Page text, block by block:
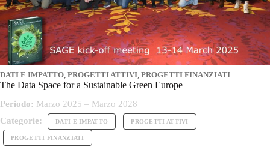
DATI E IMPATTO PROGETTI ATTIVI PROGETTI FINANZIATI
The Data Space for a Sustainable Green Europe
Periodo: Marzo 2025 – Marzo 2028
Categorie:
DATI E IMPATTO PROGETTI ATTIVI
PROGETTI FINANZIATI